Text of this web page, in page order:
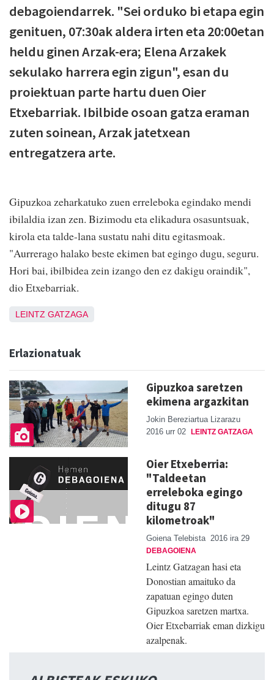
debagoiendarrek. "Sei orduko bi etapa egin
genituen, 07:30ak aldera irten eta 20:00etan
heldu ginen Arzak-era; Elena Arzakek
sekulako harrera egin zigun", esan du
proiektuan parte hartu duen Oier
Etxebarriak. Ibilbide osoan gatza eraman
zuten soinean, Arzak jatetxean
entregatzera arte.
Gipuzkoa zeharkatuko zuen erreleboka egindako mendi
ibilaldia izan zen. Bizimodu eta elikadura osasuntsuak,
kirola eta talde-lana sustatu nahi ditu egitasmoak.
"Aurrerago halako beste ekimen bat egingo dugu, seguru.
Hori bai, ibilbidea zein izango den ez dakigu oraindik",
dio Etxebarriak.
LEINTZ GATZAGA
Erlazionatuak
Gipuzkoa saretzen
ekimena argazkitan
Jokin Bereziartua Lizarazu
2016 urr 02
LEINTZ GATZAGA
Oier Etxeberria:
"Taldeetan
erreleboka egingo
ditugu 87
kilometroak"
Goiena Telebista 2016 ira 29
DEBAGOIENA
Leintz Gatzagan hasi eta
Donostian amaituko da
zapatuan egingo duten
Gipuzkoa saretzen martxa.
Oier Etxebarriak eman dizkigu
azalpenak.